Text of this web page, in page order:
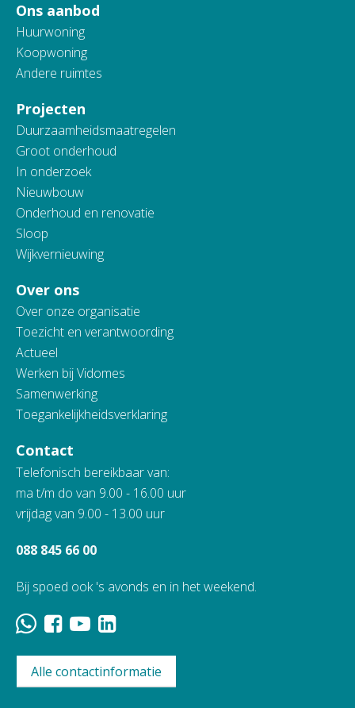
Ons aanbod
Huurwoning
Koopwoning
Andere ruimtes
Projecten
Duurzaamheidsmaatregelen
Groot onderhoud
In onderzoek
Nieuwbouw
Onderhoud en renovatie
Sloop
Wijkvernieuwing
Over ons
Over onze organisatie
Toezicht en verantwoording
Actueel
Werken bij Vidomes
Samenwerking
Toegankelijkheidsverklaring
Contact
Telefonisch bereikbaar van:
ma t/m do van 9.00 - 16.00 uur
vrijdag van 9.00 - 13.00 uur
088 845 66 00
Bij spoed ook 's avonds en in het weekend.
Alle contactinformatie